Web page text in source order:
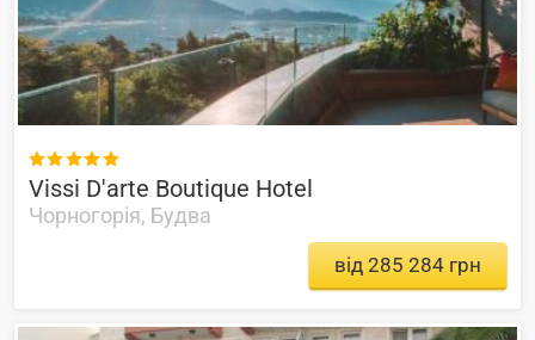

Vissi D'arte Boutique Hotel
Чорногорія, Будва
від 285 284 грн